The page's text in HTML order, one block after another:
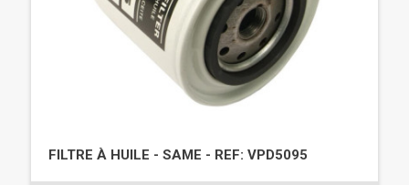
FILTRE À HUILE - SAME - REF: VPD5095